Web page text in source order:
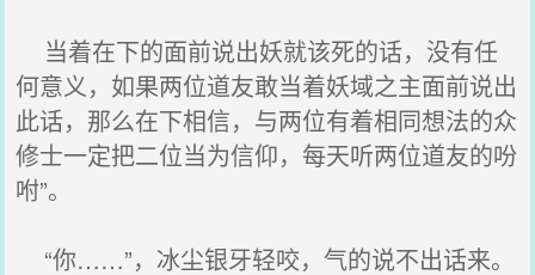
当着在下的面前说出妖就该死的话，没有任
何意义，如果两位道友敢当着妖域之主面前说出
此话，那么在下相信，与两位有着相同想法的众
修士一定把二位当为信仰，每天听两位道友的吩
咐”。
“你……”，冰尘银牙轻咬，气的说不出话来。